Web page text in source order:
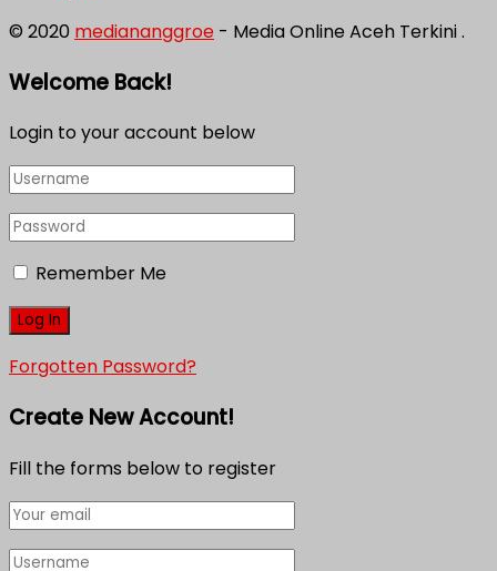
© 2020 mediananggroe - Media Online Aceh Terkini .
Welcome Back!
Login to your account below
Remember Me
Forgotten Password?
Create New Account!
Fill the forms below to register